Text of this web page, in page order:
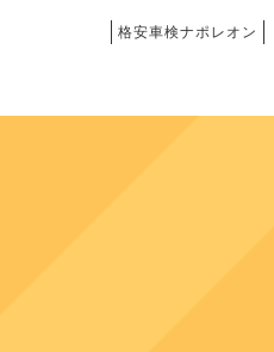
格安車検ナポレオン